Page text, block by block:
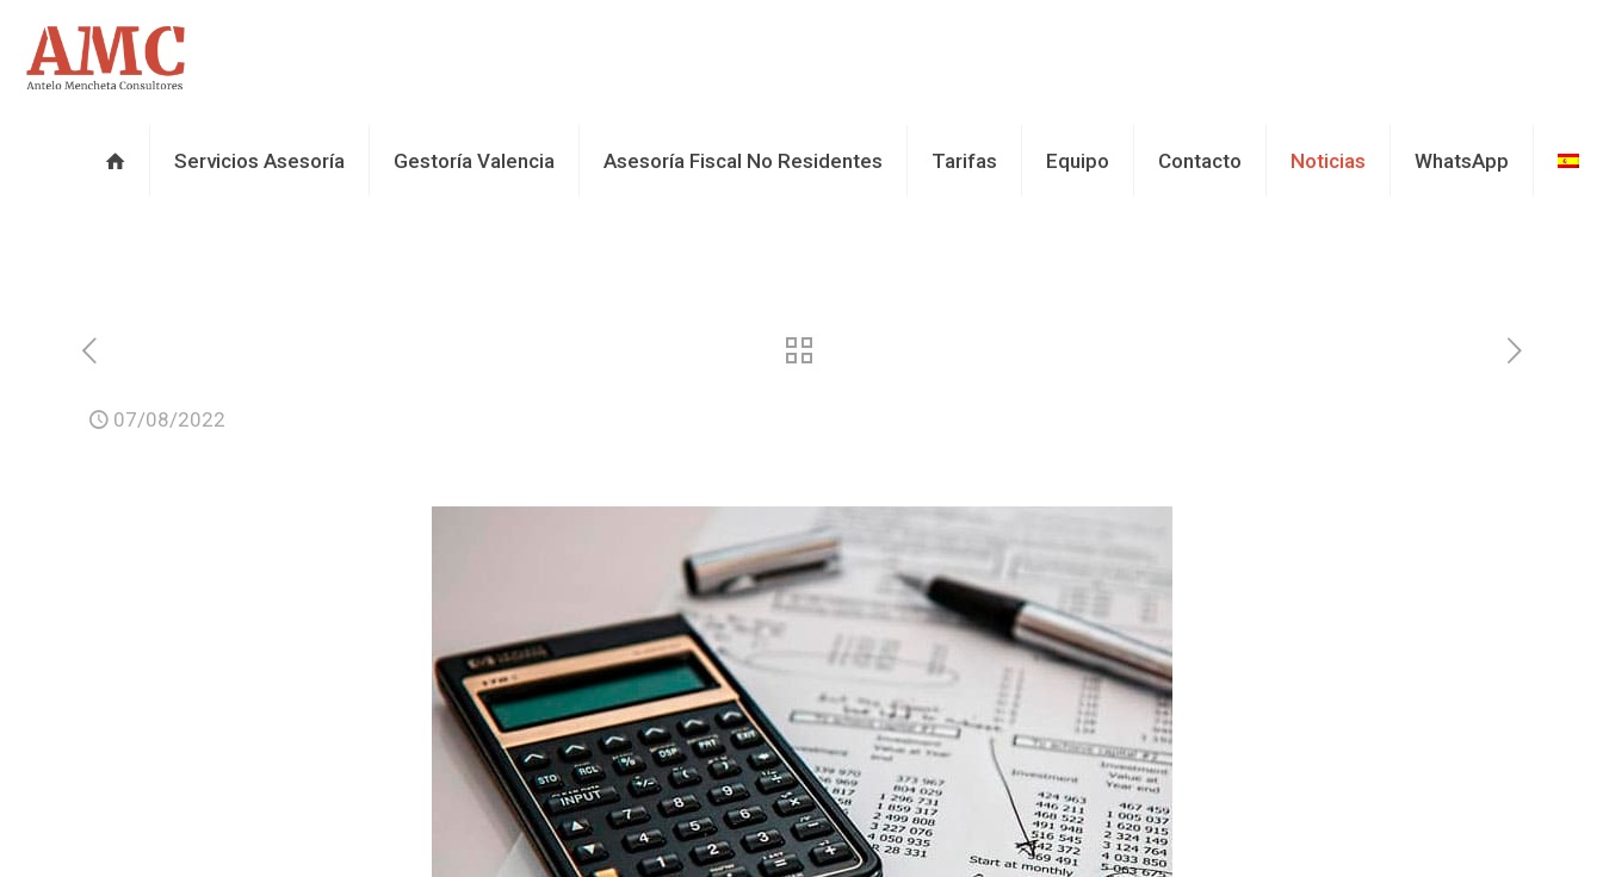
Servicios Asesoría Gestoría Valencia Asesoría Fiscal No Residentes Tarifas Equipo Contacto Noticias WhatsApp
07/08/2022